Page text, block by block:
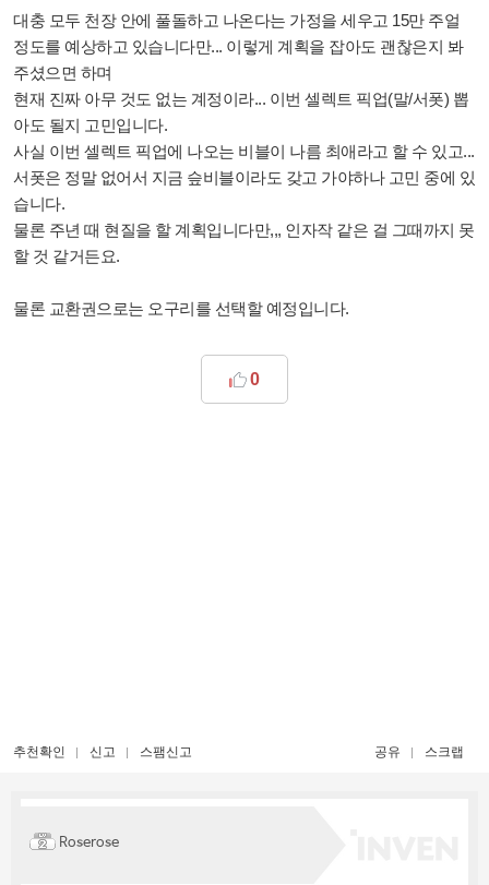
대충 모두 천장 안에 풀돌하고 나온다는 가정을 세우고 15만 주얼
정도를 예상하고 있습니다만... 이렇게 계획을 잡아도 괜찮은지 봐
주셨으면 하며
현재 진짜 아무 것도 없는 계정이라... 이번 셀렉트 픽업(말/서폿) 뽑
아도 될지 고민입니다.
사실 이번 셀렉트 픽업에 나오는 비블이 나름 최애라고 할 수 있고...
서폿은 정말 없어서 지금 슾비블이라도 갖고 가야하나 고민 중에 있
습니다.
물론 주년 때 현질을 할 계획입니다만,,, 인자작 같은 걸 그때까지 못
할 것 같거든요.
물론 교환권으로는 오구리를 선택할 예정입니다.
0
추천확인 신고 스팸신고 공유 스크랩
Roserose